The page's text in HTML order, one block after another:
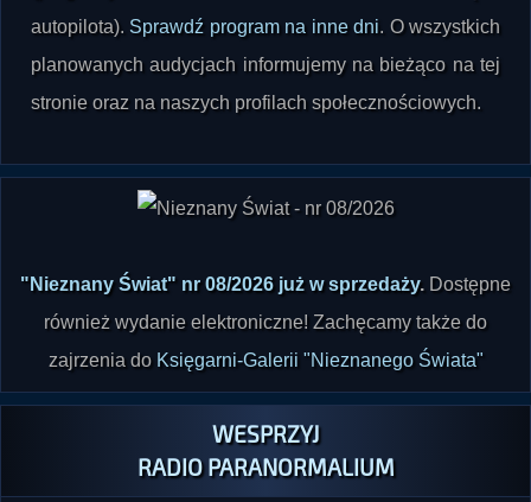
autopilota). Sprawdź program na inne dni. O wszystkich
planowanych audycjach informujemy na bieżąco na tej
stronie oraz na naszych profilach społecznościowych.
"Nieznany Świat" nr 08/2026 już w sprzedaży. Dostępne
również wydanie elektroniczne! Zachęcamy także do
zajrzenia do Księgarni-Galerii "Nieznanego Świata"
WESPRZYJ
RADIO PARANORMALIUM